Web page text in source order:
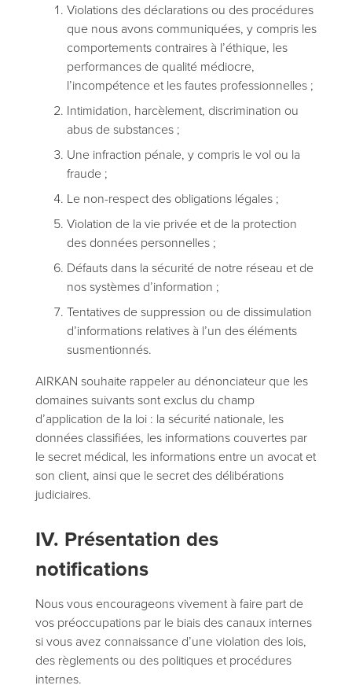
Violations des déclarations ou des procédures
que nous avons communiquées, y compris les
comportements contraires à l’éthique, les
performances de qualité médiocre,
l’incompétence et les fautes professionnelles ;
Intimidation, harcèlement, discrimination ou
abus de substances ;
Une infraction pénale, y compris le vol ou la
fraude ;
Le non-respect des obligations légales ;
Violation de la vie privée et de la protection
des données personnelles ;
Défauts dans la sécurité de notre réseau et de
nos systèmes d’information ;
Tentatives de suppression ou de dissimulation
d’informations relatives à l’un des éléments
susmentionnés.
AIRKAN souhaite rappeler au dénonciateur que les
domaines suivants sont exclus du champ
d’application de la loi : la sécurité nationale, les
données classifiées, les informations couvertes par
le secret médical, les informations entre un avocat et
son client, ainsi que le secret des délibérations
judiciaires.
IV. Présentation des
notifications
Nous vous encourageons vivement à faire part de
vos préoccupations par le biais des canaux internes
si vous avez connaissance d’une violation des lois,
des règlements ou des politiques et procédures
internes.